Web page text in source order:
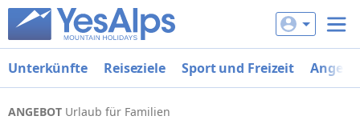
Unterkünfte Reiseziele Sport und Freizeit
ANGEBOT Urlaub für Familien